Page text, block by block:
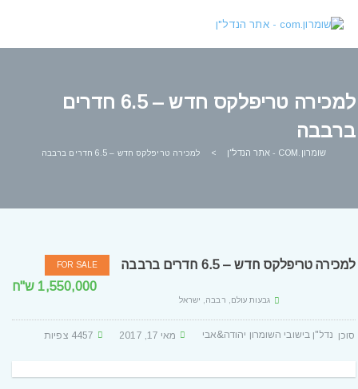
למכירה טריפלקס חדש – 6.5 חדרים
ברבבה
שומרון.COM - אתר הנדל"ן > למכירה טריפלקס חדש – 6.5 חדרים ברבבה
למכירה טריפלקס חדש – 6.5 חדרים ברבבה FOR SALE
1,550,000 ש"ח
גבעות עולם, רבבה, ישראל
נדל"ן בישובי השומרון יהודה&אבי מאי 17, 2017 4457 צפיות